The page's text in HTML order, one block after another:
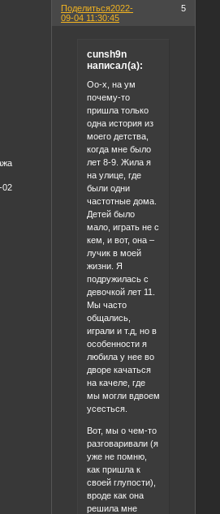
Поделиться 5
2022-
09-04 11:30:45
02
cunsh9n
написал(а):
Оо-х, на ум
почему-то
пришла только
одна история из
моего детства,
когда мне было
лет 8-9. Жила я
на улице, где
были одни
частотные дома.
Детей было
мало, играть не с
кем, и вот, она –
лучик в моей
жизни. Я
подружилась с
девочкой лет 11.
Мы часто
общались,
играли и т.д, но в
особенности я
любила у нее во
дворе качаться
на качеле, где
мы могли вдвоем
усесться.
Вот, мы о чем-то
разговаривали (я
уже не помню,
как пришла к
своей глупости),
вроде как она
решила мне